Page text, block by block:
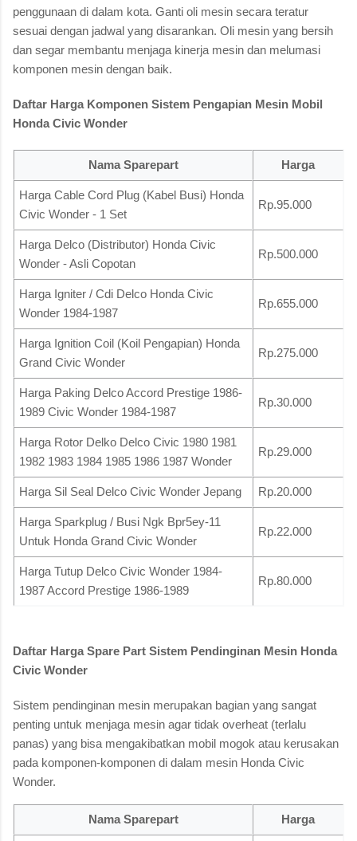
penggunaan di dalam kota. Ganti oli mesin secara teratur
sesuai dengan jadwal yang disarankan. Oli mesin yang bersih
dan segar membantu menjaga kinerja mesin dan melumasi
komponen mesin dengan baik.
Daftar Harga Komponen Sistem Pengapian Mesin Mobil
Honda Civic Wonder
Nama Sparepart Harga
Harga Cable Cord Plug (Kabel Busi) Honda
Civic Wonder - 1 Set
Rp.95.000
Harga Delco (Distributor) Honda Civic
Wonder - Asli Copotan
Rp.500.000
Harga Igniter / Cdi Delco Honda Civic
Wonder 1984-1987
Rp.655.000
Harga Ignition Coil (Koil Pengapian) Honda
Grand Civic Wonder
Rp.275.000
Harga Paking Delco Accord Prestige 1986-
1989 Civic Wonder 1984-1987
Rp.30.000
Harga Rotor Delko Delco Civic 1980 1981
1982 1983 1984 1985 1986 1987 Wonder
Rp.29.000
Harga Sil Seal Delco Civic Wonder Jepang Rp.20.000
Harga Sparkplug / Busi Ngk Bpr5ey-11
Untuk Honda Grand Civic Wonder
Rp.22.000
Harga Tutup Delco Civic Wonder 1984-
1987 Accord Prestige 1986-1989
Rp.80.000
Daftar Harga Spare Part Sistem Pendinginan Mesin Honda
Civic Wonder
Sistem pendinginan mesin merupakan bagian yang sangat
penting untuk menjaga mesin agar tidak overheat (terlalu
panas) yang bisa mengakibatkan mobil mogok atau kerusakan
pada komponen-komponen di dalam mesin Honda Civic
Wonder.
Nama Sparepart Harga